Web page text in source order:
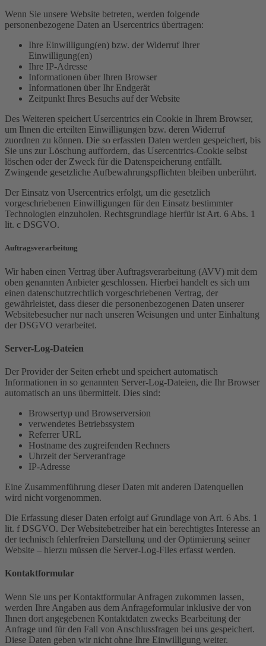
Wenn Sie unsere Website betreten, werden folgende
personenbezogene Daten an Usercentrics übertragen:
Ihre Einwilligung(en) bzw. der Widerruf Ihrer
Einwilligung(en)
Ihre IP-Adresse
Informationen über Ihren Browser
Informationen über Ihr Endgerät
Zeitpunkt Ihres Besuchs auf der Website
Des Weiteren speichert Usercentrics ein Cookie in Ihrem Browser,
um Ihnen die erteilten Einwilligungen bzw. deren Widerruf
zuordnen zu können. Die so erfassten Daten werden gespeichert, bis
Sie uns zur Löschung auffordern, das Usercentrics-Cookie selbst
löschen oder der Zweck für die Datenspeicherung entfällt.
Zwingende gesetzliche Aufbewahrungspflichten bleiben unberührt.
Der Einsatz von Usercentrics erfolgt, um die gesetzlich
vorgeschriebenen Einwilligungen für den Einsatz bestimmter
Technologien einzuholen. Rechtsgrundlage hierfür ist Art. 6 Abs. 1
lit. c DSGVO.
Auftragsverarbeitung
Wir haben einen Vertrag über Auftragsverarbeitung (AVV) mit dem
oben genannten Anbieter geschlossen. Hierbei handelt es sich um
einen datenschutzrechtlich vorgeschriebenen Vertrag, der
gewährleistet, dass dieser die personenbezogenen Daten unserer
Websitebesucher nur nach unseren Weisungen und unter Einhaltung
der DSGVO verarbeitet.
Server-Log-Dateien
Der Provider der Seiten erhebt und speichert automatisch
Informationen in so genannten Server-Log-Dateien, die Ihr Browser
automatisch an uns übermittelt. Dies sind:
Browsertyp und Browserversion
verwendetes Betriebssystem
Referrer URL
Hostname des zugreifenden Rechners
Uhrzeit der Serveranfrage
IP-Adresse
Eine Zusammenführung dieser Daten mit anderen Datenquellen
wird nicht vorgenommen.
Die Erfassung dieser Daten erfolgt auf Grundlage von Art. 6 Abs. 1
lit. f DSGVO. Der Websitebetreiber hat ein berechtigtes Interesse an
der technisch fehlerfreien Darstellung und der Optimierung seiner
Website – hierzu müssen die Server-Log-Files erfasst werden.
Kontaktformular
Wenn Sie uns per Kontaktformular Anfragen zukommen lassen,
werden Ihre Angaben aus dem Anfrageformular inklusive der von
Ihnen dort angegebenen Kontaktdaten zwecks Bearbeitung der
Anfrage und für den Fall von Anschlussfragen bei uns gespeichert.
Diese Daten geben wir nicht ohne Ihre Einwilligung weiter.